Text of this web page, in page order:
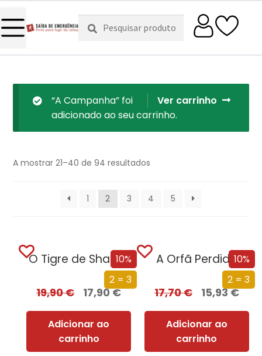
Pesquisar
por:
Pesquisa
Ver carrinho
“A Campanha” foi
adicionado ao seu carrinho.
A mostrar 21–40 de 94 resultados
1 2 3 4 5
10%
2 = 3
O Tigre de Sharpe
19,90€ 17,90€
Adicionar ao
carrinho
10%
2 = 3
A Orfã Perdida
17,70€ 15,93€
Adicionar ao
carrinho